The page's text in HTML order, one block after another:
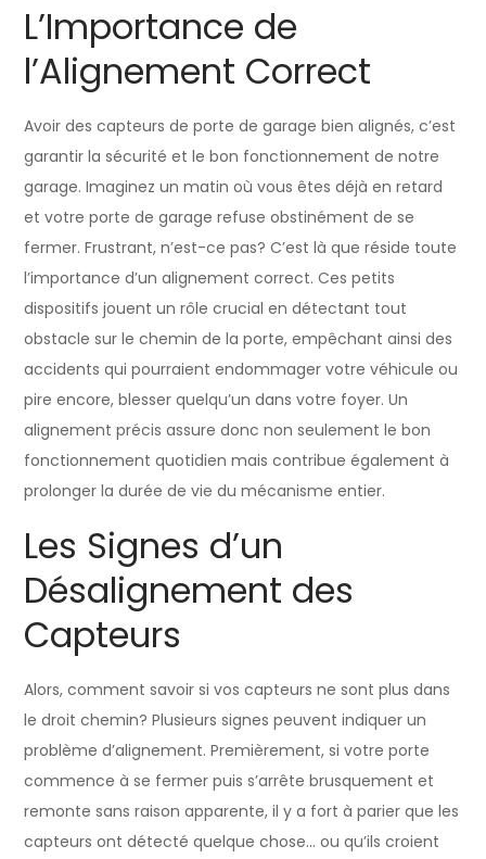
L’Importance de
l’Alignement Correct
Avoir des capteurs de porte de garage bien alignés, c’est
garantir la sécurité et le bon fonctionnement de notre
garage. Imaginez un matin où vous êtes déjà en retard
et votre porte de garage refuse obstinément de se
fermer. Frustrant, n’est-ce pas? C’est là que réside toute
l’importance d’un alignement correct. Ces petits
dispositifs jouent un rôle crucial en détectant tout
obstacle sur le chemin de la porte, empêchant ainsi des
accidents qui pourraient endommager votre véhicule ou
pire encore, blesser quelqu’un dans votre foyer. Un
alignement précis assure donc non seulement le bon
fonctionnement quotidien mais contribue également à
prolonger la durée de vie du mécanisme entier.
Les Signes d’un
Désalignement des
Capteurs
Alors, comment savoir si vos capteurs ne sont plus dans
le droit chemin? Plusieurs signes peuvent indiquer un
problème d’alignement. Premièrement, si votre porte
commence à se fermer puis s’arrête brusquement et
remonte sans raison apparente, il y a fort à parier que les
capteurs ont détecté quelque chose… ou qu’ils croient